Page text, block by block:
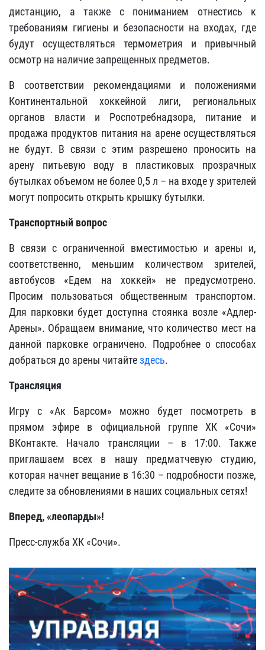
дистанцию, а также с пониманием отнестись к
требованиям гигиены и безопасности на входах, где
будут осуществляться термометрия и привычный
осмотр на наличие запрещенных предметов.
В соответствии рекомендациями и положениями
Континентальной хоккейной лиги, региональных
органов власти и Роспотребнадзора, питание и
продажа продуктов питания на арене осуществляться
не будут. В связи с этим разрешено проносить на
арену питьевую воду в пластиковых прозрачных
бутылках объемом не более 0,5 л – на входе у зрителей
могут попросить открыть крышку бутылки.
Транспортный вопрос
В связи с ограниченной вместимостью и арены и,
соответственно, меньшим количеством зрителей,
автобусов «Едем на хоккей» не предусмотрено.
Просим пользоваться общественным транспортом.
Для парковки будет доступна стоянка возле «Адлер-
Арены». Обращаем внимание, что количество мест на
данной парковке ограничено. Подробнее о способах
добраться до арены читайтездесь.
Трансляция
Игру с «Ак Барсом» можно будет посмотреть в
прямом эфире в официальной группе ХК «Сочи»
ВКонтакте. Начало трансляции – в 17:00. Также
приглашаем всех в нашу предматчевую студию,
которая начнет вещание в 16:30 – подробности позже,
следите за обновлениями в наших социальных сетях!
Вперед, «леопарды»!
Пресс-служба ХК «Сочи».